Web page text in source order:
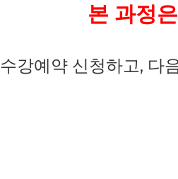
본 과정
수강예약 신청하고, 다